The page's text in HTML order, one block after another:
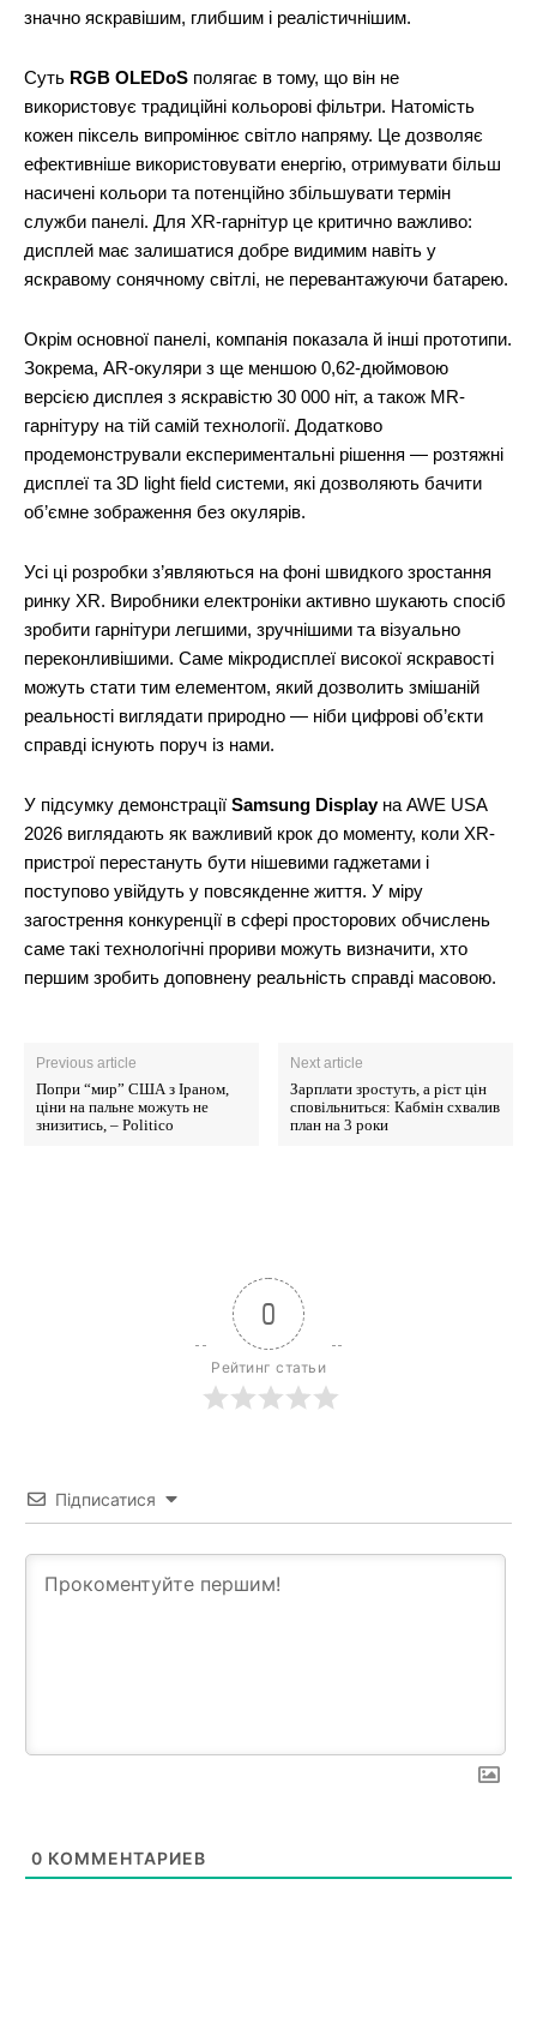
значно яскравішим, глибшим і реалістичнішим.
Суть RGB OLEDoS полягає в тому, що він не
використовує традиційні кольорові фільтри. Натомість
кожен піксель випромінює світло напряму. Це дозволяє
ефективніше використовувати енергію, отримувати більш
насичені кольори та потенційно збільшувати термін
служби панелі. Для XR-гарнітур це критично важливо:
дисплей має залишатися добре видимим навіть у
яскравому сонячному світлі, не перевантажуючи батарею.
Окрім основної панелі, компанія показала й інші прототипи.
Зокрема, AR-окуляри з ще меншою 0,62-дюймовою
версією дисплея з яскравістю 30 000 ніт, а також MR-
гарнітуру на тій самій технології. Додатково
продемонстрували експериментальні рішення — розтяжні
дисплеї та 3D light field системи, які дозволяють бачити
об’ємне зображення без окулярів.
Усі ці розробки з’являються на фоні швидкого зростання
ринку XR. Виробники електроніки активно шукають спосіб
зробити гарнітури легшими, зручнішими та візуально
переконливішими. Саме мікродисплеї високої яскравості
можуть стати тим елементом, який дозволить змішаній
реальності виглядати природно — ніби цифрові об’єкти
справді існують поруч із нами.
У підсумку демонстрації Samsung Displayна AWE USA
2026 виглядають як важливий крок до моменту, коли XR-
пристрої перестануть бути нішевими гаджетами і
поступово увійдуть у повсякденне життя. У міру
загострення конкуренції в сфері просторових обчислень
саме такі технологічні прориви можуть визначити, хто
першим зробить доповнену реальність справді масовою.
Previous article
Попри “мир” США з Іраном,
ціни на пальне можуть не
знизитись, – Politico
Next article
Зарплати зростуть, а ріст цін
сповільниться: Кабмін схвалив
план на 3 роки
0
Рейтинг статьи
Підписатися
0 КОММЕНТАРИЕВ